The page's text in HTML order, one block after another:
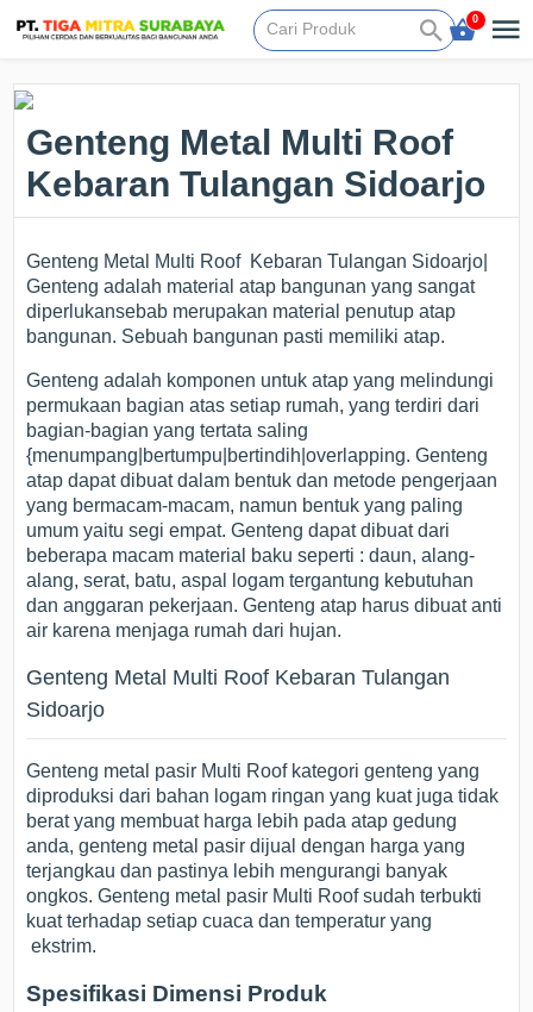
0
Genteng Metal Multi Roof
Kebaran Tulangan Sidoarjo
Genteng Metal Multi Roof Kebaran Tulangan Sidoarjo|
Genteng adalah material atap bangunan yang sangat
diperlukansebab merupakan material penutup atap
bangunan. Sebuah bangunan pasti memiliki atap.
Genteng adalah komponen untuk atap yang melindungi
permukaan bagian atas setiap rumah, yang terdiri dari
bagian-bagian yang tertata saling
{menumpang|bertumpu|bertindih|overlapping. Genteng
atap dapat dibuat dalam bentuk dan metode pengerjaan
yang bermacam-macam, namun bentuk yang paling
umum yaitu segi empat. Genteng dapat dibuat dari
beberapa macam material baku seperti : daun, alang-
alang, serat, batu, aspal logam tergantung kebutuhan
dan anggaran pekerjaan. Genteng atap harus dibuat anti
air karena menjaga rumah dari hujan.
Genteng Metal Multi Roof Kebaran Tulangan
Sidoarjo
Genteng metal pasir Multi Roof kategori genteng yang
diproduksi dari bahan logam ringan yang kuat juga tidak
berat yang membuat harga lebih pada atap gedung
anda, genteng metal pasir dijual dengan harga yang
terjangkau dan pastinya lebih mengurangi banyak
ongkos. Genteng metal pasir Multi Roof sudah terbukti
kuat terhadap setiap cuaca dan temperatur yang
ekstrim.
Spesifikasi Dimensi Produk